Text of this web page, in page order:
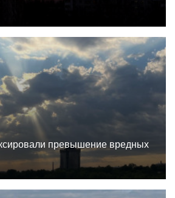
превышение вредных